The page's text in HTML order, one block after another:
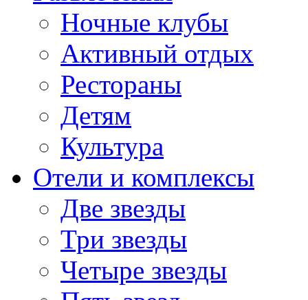
Ночные клубы
Активный отдых
Рестораны
Детям
Культура
Отели и комплексы
Две звезды
Три звезды
Четыре звезды